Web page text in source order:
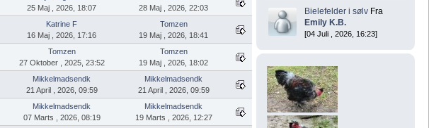
Bielefelder i sølv Fra
Emily K.B.
[04 Juli , 2026, 16:23]
25 Maj , 2026, 18:07
28 Maj , 2026, 22:03
Katrine F
16 Maj , 2026, 17:16
Tomzen
19 Maj , 2026, 18:41
Tomzen
27 Oktober , 2025, 23:52
Tomzen
19 Maj , 2026, 18:02
Mikkelmadsendk
21 April , 2026, 09:59
Mikkelmadsendk
21 April , 2026, 09:59
Mikkelmadsendk
07 Marts , 2026, 08:19
Mikkelmadsendk
19 Marts , 2026, 12:27